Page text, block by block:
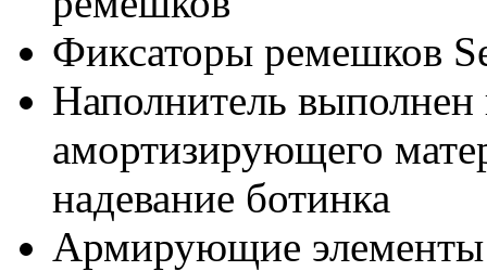
Фиксаторы ремешков
Наполнитель выполнен
амортизирующего
надевание ботинка
Армирующие элементы